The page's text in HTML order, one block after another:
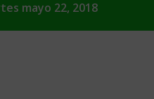
mayo 22, 2018